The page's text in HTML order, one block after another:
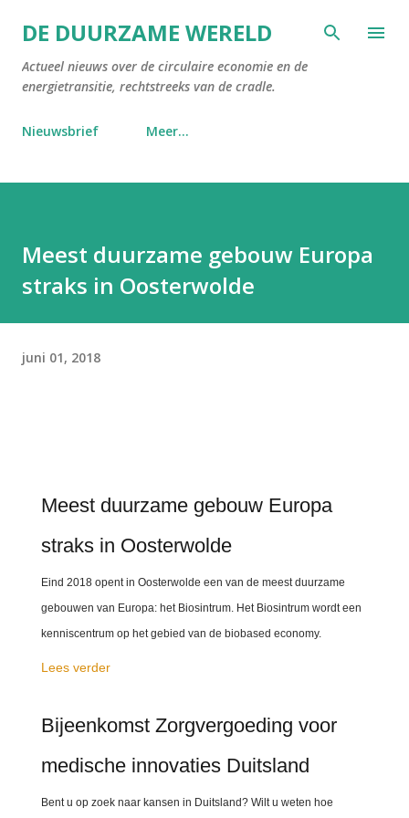
Doorgaan naar hoofdcontent
DE DUURZAME WERELD
Actueel nieuws over de circulaire economie en de
energietransitie, rechtstreeks van de cradle.
Nieuwsbrief Meer…
Meest duurzame gebouw Europa
straks in Oosterwolde
juni 01, 2018
Meest duurzame gebouw Europa
straks in Oosterwolde
Eind 2018 opent in Oosterwolde een van de meest duurzame
gebouwen van Europa: het Biosintrum. Het Biosintrum wordt een
kenniscentrum op het gebied van de biobased economy.
Lees verder
Bijeenkomst Zorgvergoeding voor
medische innovaties Duitsland
Bent u op zoek naar kansen in Duitsland? Wilt u weten hoe